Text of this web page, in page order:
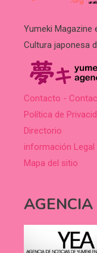
Yumeki Magazine
Cultura japonesa
Contacto -
Política de
Directorio
información Legal
Mapa del sitio